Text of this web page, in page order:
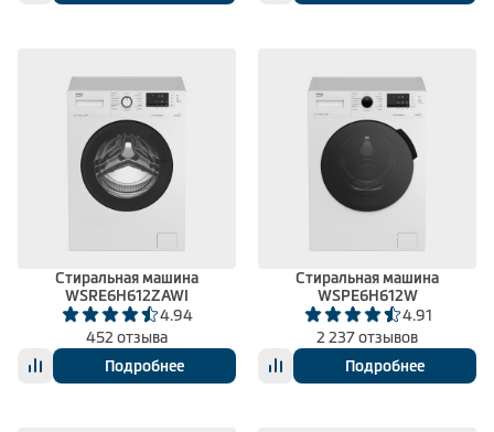
Стиральная машина
WSRE6H612ZAWI
4.94
452 отзыва
Подробнее
Стиральная машина
WSPE6H612W
4.91
2 237 отзывов
Подробнее